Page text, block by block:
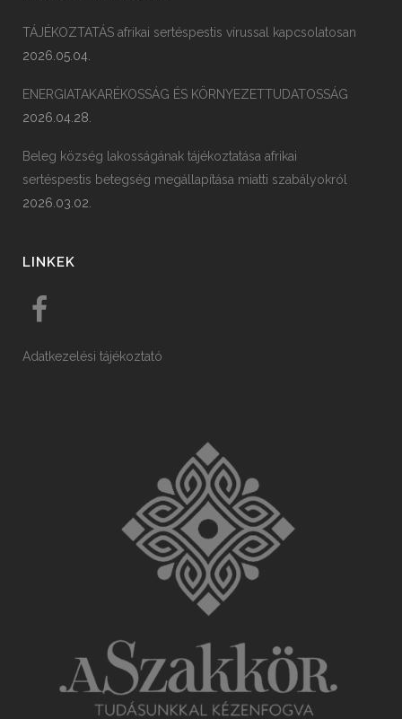
TÁJÉKOZTATÁS afrikai sertéspestis vírussal kapcsolatosan
2026.05.04.
ENERGIATAKARÉKOSSÁG ÉS KÖRNYEZETTUDATOSSÁG
2026.04.28.
Beleg község lakosságának tájékoztatása afrikai
sertéspestis betegség megállapítása miatti szabályokról
2026.03.02.
LINKEK
Adatkezelési tájékoztató